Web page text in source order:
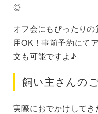
◎
オフ会にもぴったり
用OK！事前予約にて
文も可能ですよ♪
飼い主さんの
実際におでかけして